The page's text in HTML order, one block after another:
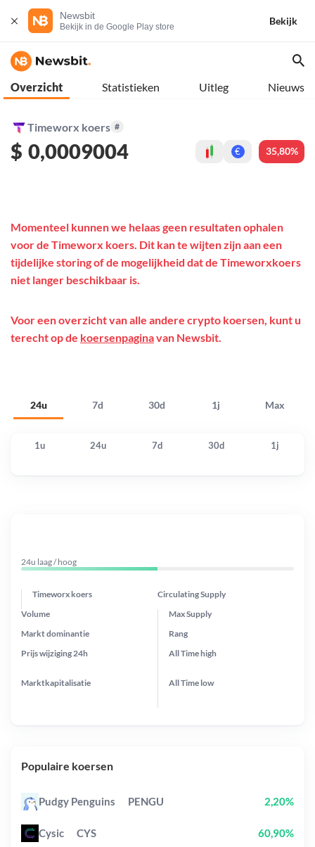
Newsbit
Bekijk in de Google Play store
Bekijk
Overzicht Statistieken Uitleg Nieuws
Timeworx koers #
$ 0,0009004 € 35,80%
24u 7d 30d 1j Max
Momenteel kunnen we helaas geen resultaten ophalen
voor de Timeworx koers. Dit kan te wijten zijn aan een
tijdelijke storing of de mogelijkheid dat de Timeworxkoers
niet langer beschikbaar is.
Voor een overzicht van alle andere crypto koersen, kunt u
terecht op de koersenpaginavan Newsbit.
1u 24u 7d 30d 1j
24u laag / hoog
Timeworx koers Circulating Supply
Prijs wijziging 24h
Max Supply
Markt dominantie
Marktkapitalisatie
Volume
Rang
All Timehigh
All Time low
Populaire koersen
Pudgy Penguins PENGU 2,20%
Cysic CYS 60,90%